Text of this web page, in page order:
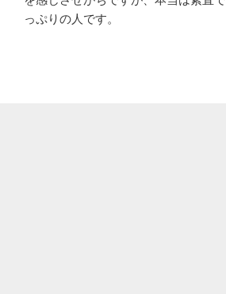
っぷりの人です。